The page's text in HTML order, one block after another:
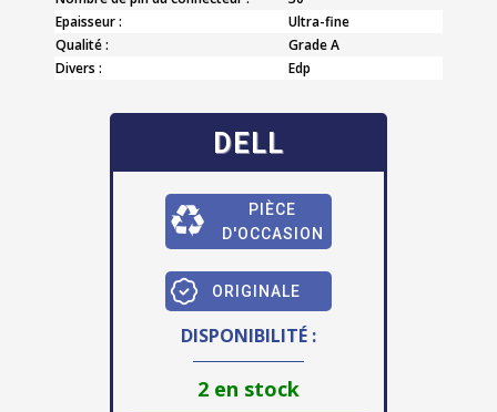
Epaisseur :
Ultra-fine
Qualité :
Grade A
Divers :
Edp
DELL
PIÈCE
D'OCCASION
ORIGINALE
DISPONIBILITÉ :
2 en stock